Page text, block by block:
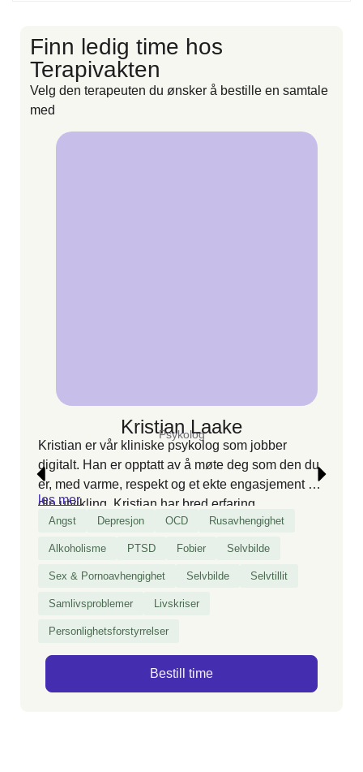
Finn ledig time hos
Terapivakten
Velg den terapeuten du ønsker å bestille en samtale
med
Kristian Laake
Psykolog
Kristian er vår kliniske psykolog som jobber
digitalt. Han er opptatt av å møte deg som den du
er, med varme, respekt og et ekte engasjement for
din utvikling. Kristian har bred erfaring
medavhengighet, parforhold og psykisk helse, og
skreddersyr samtalene slik at du opplever
hverdagen – enten du kommer alene eller som
par.
les mer
Angst Depresjon OCD Rusavhengighet
Alkoholisme PTSD Fobier Selvbilde
Sex & Pornoavhengighet Selvbilde Selvtillit
Samlivsproblemer Livskriser
Personlighetsforstyrrelser
Bestill time